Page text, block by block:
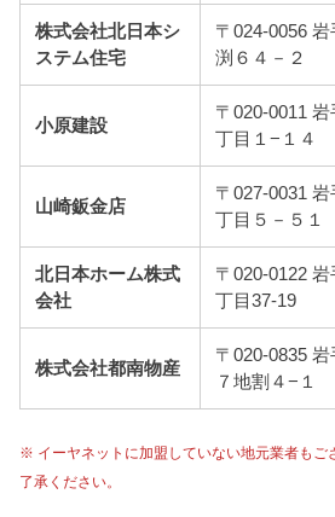
株式会社北日本シ
ステム住宅
〒024-0056
渕６４－２
小原建設
〒020-0011
丁目１−１４
山崎鈑金店
〒027-0031
丁目５－５１
北日本ホーム株式
会社
〒020-0122
丁目37-19
株式会社都南物産
〒020-0835
７地割４−１
※ イーヤネットに加盟していない地元業者もご
了承ください。